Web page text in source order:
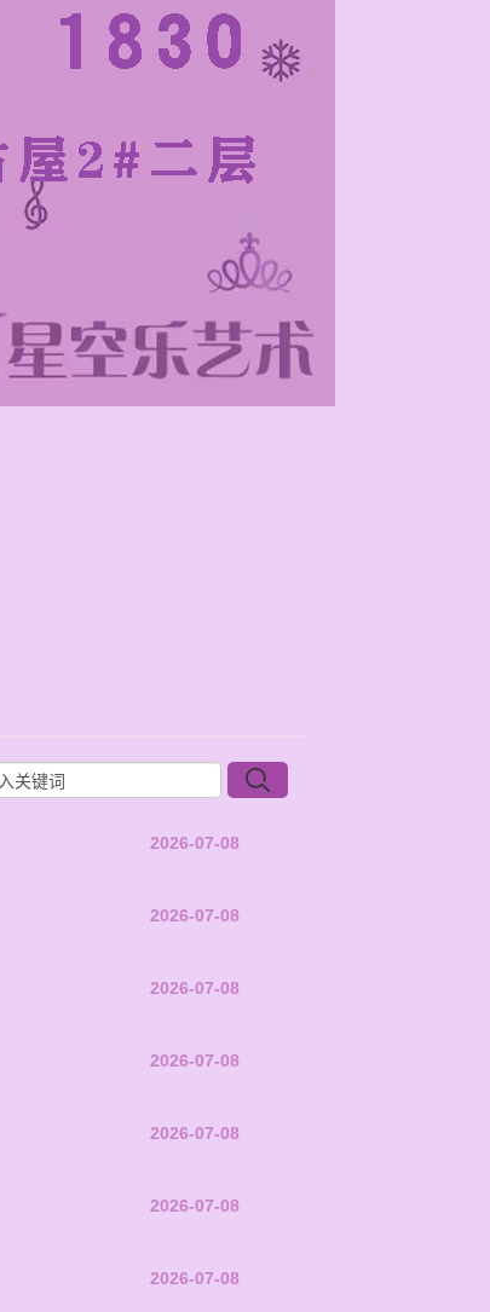
2026-07-08
2026-07-08
2026-07-08
2026-07-08
2026-07-08
2026-07-08
2026-07-08